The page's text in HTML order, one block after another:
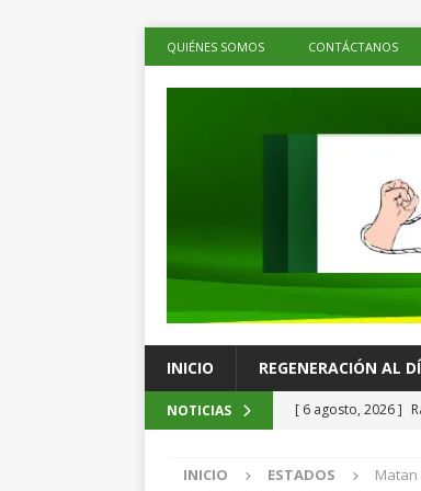
QUIÉNES SOMOS CONTÁCTANOS
INICIO REGENERACIÓN AL
NOTICIAS [ 6 agosto, 2026 ]
[ 6 agosto, 2026 ]
INICIO ESTADOS